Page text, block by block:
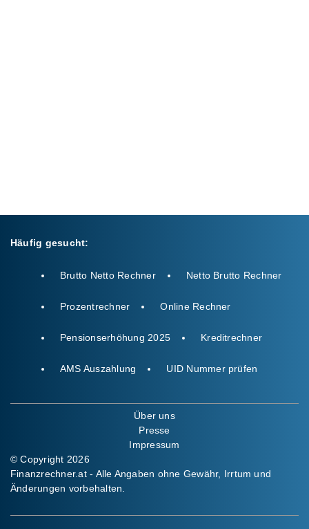
Häufig gesucht:
Brutto Netto Rechner Netto Brutto Rechner
Prozentrechner Online Rechner
Pensionserhöhung 2025 Kreditrechner
AMS Auszahlung UID Nummer prüfen
Über uns
Presse
Impressum
© Copyright 2026
Finanzrechner.at - Alle Angaben ohne Gewähr, Irrtum und
Änderungen vorbehalten.